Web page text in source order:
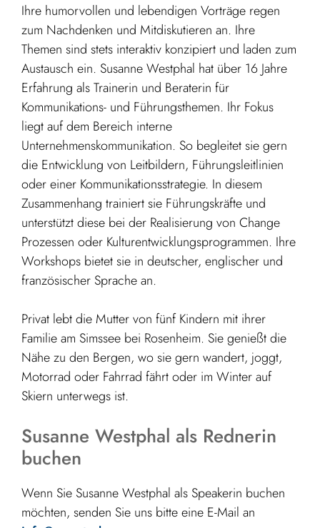
Ihre humorvollen und lebendigen Vorträge regen
zum Nachdenken und Mitdiskutieren an. Ihre
Themen sind stets interaktiv konzipiert und laden zum
Austausch ein. Susanne Westphal hat über 16 Jahre
Erfahrung als Trainerin und Beraterin für
Kommunikations- und Führungsthemen. Ihr Fokus
liegt auf dem Bereich interne
Unternehmenskommunikation. So begleitet sie gern
die Entwicklung von Leitbildern, Führungsleitlinien
oder einer Kommunikationsstrategie. In diesem
Zusammenhang trainiert sie Führungskräfte und
unterstützt diese bei der Realisierung von Change
Prozessen oder Kulturentwicklungsprogrammen. Ihre
Workshops bietet sie in deutscher, englischer und
französischer Sprache an.
Privat lebt die Mutter von fünf Kindern mit ihrer
Familie am Simssee bei Rosenheim. Sie genießt die
Nähe zu den Bergen, wo sie gern wandert, joggt,
Motorrad oder Fahrrad fährt oder im Winter auf
Skiern unterwegs ist.
Susanne Westphal als Rednerin
buchen
Wenn Sie Susanne Westphal als Speakerin buchen
möchten, senden Sie uns bitte eine E-Mail an